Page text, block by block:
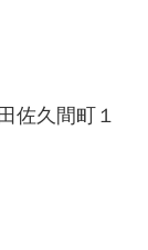
佐久間町１